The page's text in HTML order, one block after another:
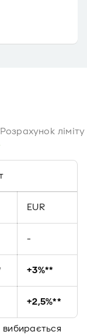
Розрахунок
EUR
-
+3%**
+2,5%**
вибирається